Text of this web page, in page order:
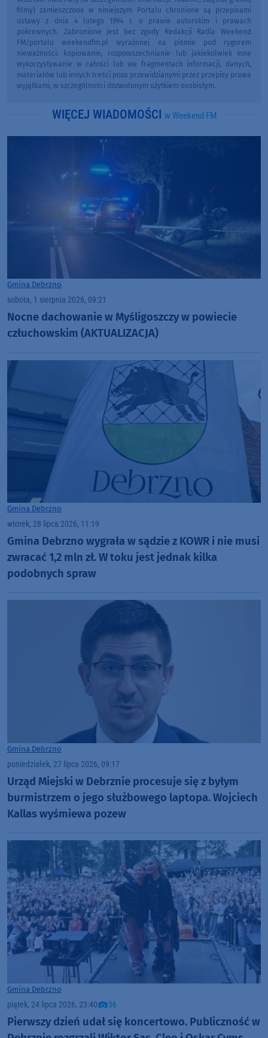
filmy) zamieszczone w niniejszym Portalu chronione są przepisami
ustawy z dnia 4 lutego 1994 r. o prawie autorskim i prawach
pokrewnych. Zabronione jest bez zgody Redakcji Radia Weekend
FM/portalu weekendfm.pl wyrażonej na piśmie pod rygorem
nieważności: kopiowanie, rozpowszechnianie lub jakiekolwiek inne
wykorzystywanie w całości lub we fragmentach informacji, danych,
materiałów lub innych treści poza przewidzianymi przez przepisy prawa
wyjątkami, w szczególności dozwolonym użytkiem osobistym.
WIĘCEJ WIADOMOŚCI w Weekend FM
Gmina Debrzno
sobota, 1 sierpnia 2026, 09:21
Nocne dachowanie w Myśligoszczy w powiecie
człuchowskim (AKTUALIZACJA)
Gmina Debrzno
wtorek, 28 lipca 2026, 11:19
Gmina Debrzno wygrała w sądzie z KOWR i nie musi
zwracać 1,2 mln zł. W toku jest jednak kilka
podobnych spraw
Gmina Debrzno
poniedziałek, 27 lipca 2026, 09:17
Urząd Miejski w Debrznie procesuje się z byłym
burmistrzem o jego służbowego laptopa. Wojciech
Kallas wyśmiewa pozew
Gmina Debrzno
piątek, 24 lipca 2026, 23:40 56
Pierwszy dzień udał się koncertowo. Publiczność w